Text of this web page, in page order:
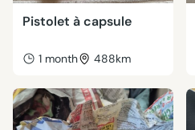
Pistolet à capsule
1 month 488km